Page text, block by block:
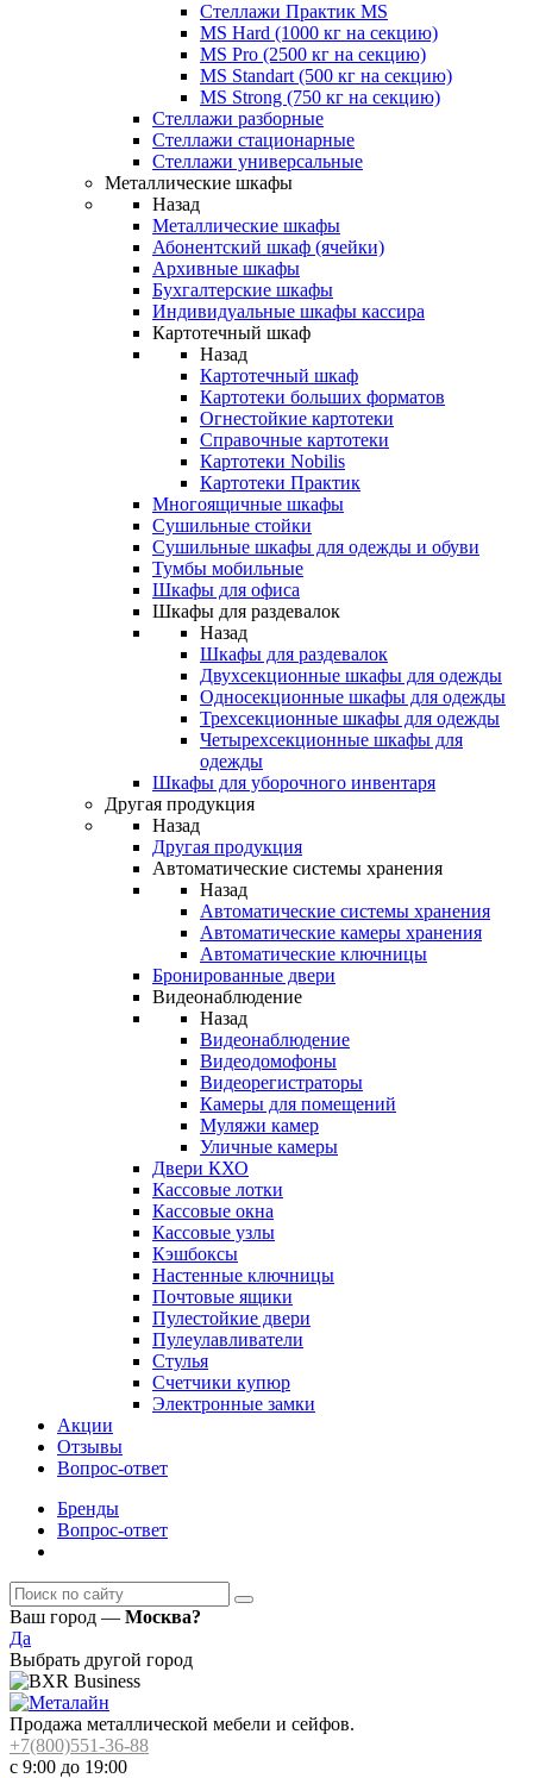
Стеллажи Практик MS
MS Hard (1000 кг на секцию)
MS Pro (2500 кг на секцию)
MS Standart (500 кг на секцию)
MS Strong (750 кг на секцию)
Стеллажи разборные
Стеллажи стационарные
Стеллажи универсальные
Металлические шкафы
Назад
Металлические шкафы
Абонентский шкаф (ячейки)
Архивные шкафы
Бухгалтерские шкафы
Индивидуальные шкафы кассира
Картотечный шкаф
Назад
Картотечный шкаф
Картотеки больших форматов
Огнестойкие картотеки
Справочные картотеки
Картотеки Nobilis
Картотеки Практик
Многоящичные шкафы
Сушильные стойки
Сушильные шкафы для одежды и обуви
Тумбы мобильные
Шкафы для офиса
Шкафы для раздевалок
Назад
Шкафы для раздевалок
Двухсекционные шкафы для одежды
Односекционные шкафы для одежды
Трехсекционные шкафы для одежды
Четырехсекционные шкафы для
одежды
Шкафы для уборочного инвентаря
Другая продукция
Назад
Другая продукция
Автоматические системы хранения
Назад
Автоматические системы хранения
Автоматические камеры хранения
Автоматические ключницы
Бронированные двери
Видеонаблюдение
Назад
Видеонаблюдение
Видеодомофоны
Видеорегистраторы
Камеры для помещений
Муляжи камер
Уличные камеры
Двери КХО
Кассовые лотки
Кассовые окна
Кассовые узлы
Кэшбоксы
Настенные ключницы
Почтовые ящики
Пулестойкие двери
Пулеулавливатели
Стулья
Счетчики купюр
Электронные замки
Акции
Отзывы
Вопрос-ответ
Бренды
Вопрос-ответ
Ваш город — Москва?
Да
Выбрать другой город
Продажа металлической мебели и сейфов.
+7(800)551-36-88
с 9:00 до 19:00